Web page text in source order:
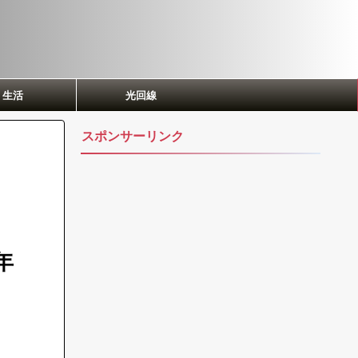
生活 光回線
スポンサーリンク